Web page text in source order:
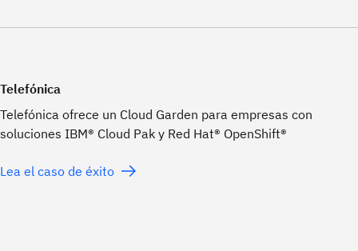
Telefónica
Telefónica ofrece un Cloud Garden para empresas con
soluciones IBM® Cloud Pak y Red Hat® OpenShift®
Lea el caso de éxito